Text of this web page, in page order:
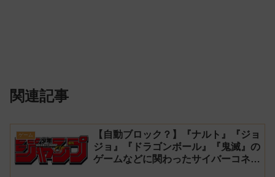
関連記事
ゲーム
【自動ブロック？】『ナルト』『ジョ
ジョ』『ドラゴンボール』『鬼滅』の
ゲームなどに関わったサイバーコネク